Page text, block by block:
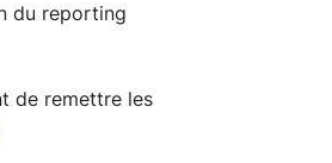
du reporting
de remettre les